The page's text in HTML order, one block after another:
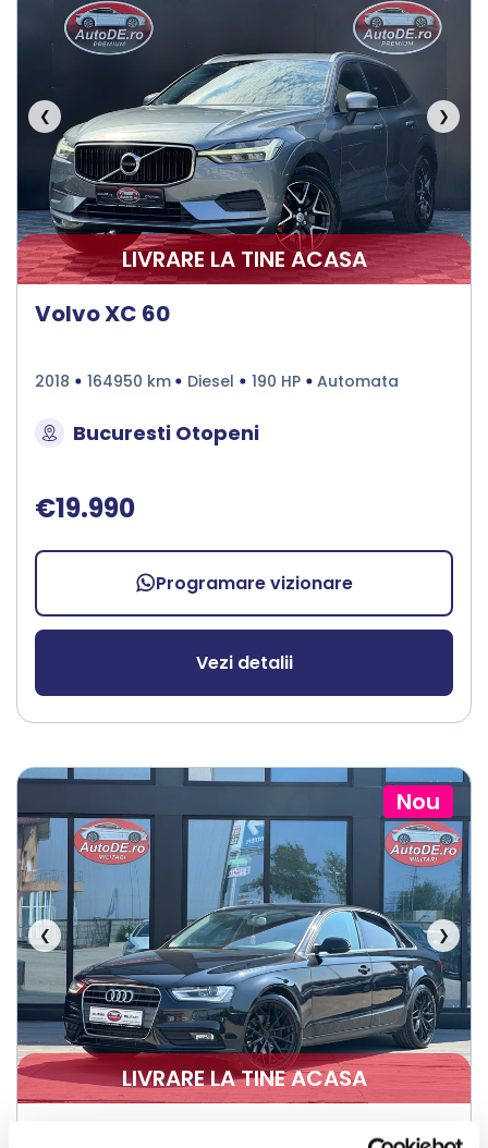
❮ ❯
LIVRARE LA TINE ACASA
Volvo XC 60
2018 164950 km Diesel 190 HP Automata
Bucuresti Otopeni
€19.990
Programare vizionare
Vezi detalii
Nou
❮ ❯
LIVRARE LA TINE ACASA